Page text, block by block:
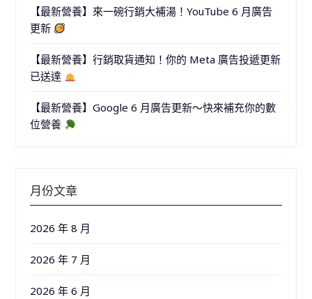
【最新營養】來一碗行銷大補湯！YouTube 6 月廣告
更新
【最新營養】行銷取貨通知！你的 Meta 廣告投遞更新
已送達
【最新營養】Google 6 月廣告更新～快來補充你的數
位營養
月份文章
2026 年 8 月
2026 年 7 月
2026 年 6 月